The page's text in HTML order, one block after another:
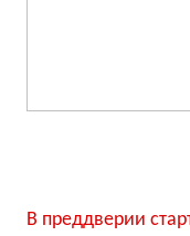
В преддверии